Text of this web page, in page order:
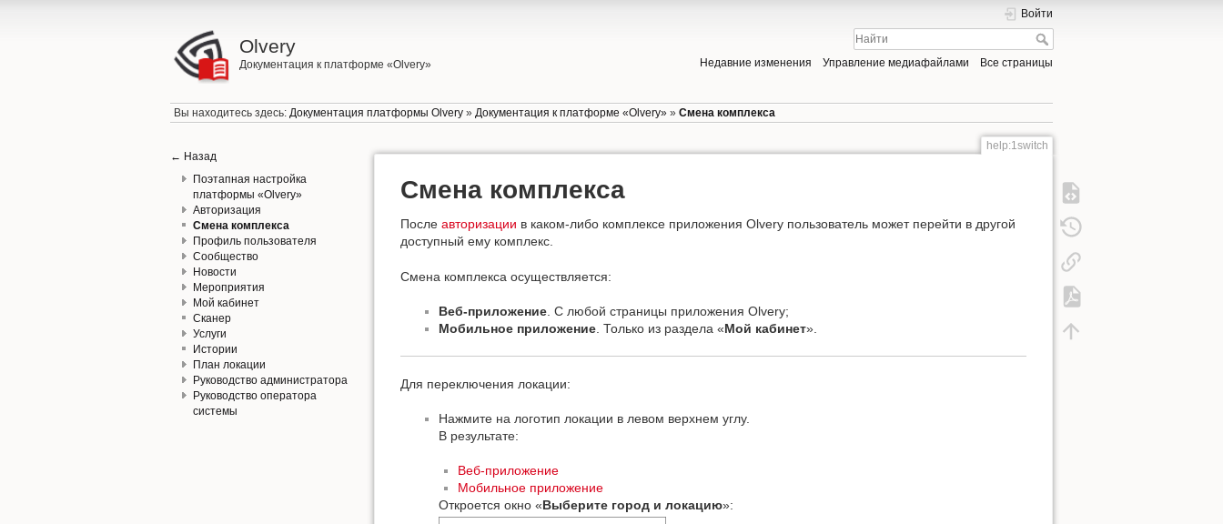
Olvery
Документация к платформе «Olvery»
Войти
Недавние изменения Управление медиафайлами Все страницы
Вы находитесь здесь:Документация платформы Olvery »Документация к платформе «Olvery» »Смена комплекса
← Назад
Поэтапная настройка
платформы «Olvery»
Авторизация
Смена комплекса
Профиль пользователя
Сообщество
Новости
Мероприятия
Мой кабинет
Сканер
Услуги
Истории
План локации
Руководство администратора
Руководство оператора
системы
help:1switch
Смена комплекса
После авторизации в каком-либо комплексе приложения Olvery пользователь может перейти в другой
доступный ему комплекс.
Смена комплекса осуществляется:
Веб-приложение. С любой страницы приложения Olvery;
Мобильное приложение. Только из раздела «Мой кабинет».
Для переключения локации:
Нажмите на логотип локации в левом верхнем углу.
В результате:
Веб-приложение
Мобильное приложение
Откроется окно «Выберите город и локацию»: